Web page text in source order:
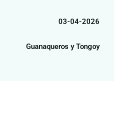
03-04-2026
Guanaqueros y Tongoy